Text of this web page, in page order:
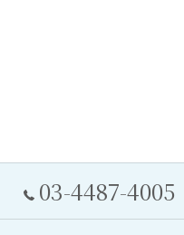
03-4487-4005